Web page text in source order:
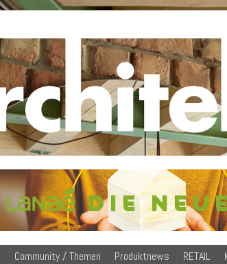
Community / Themen Produktnews RETAIL